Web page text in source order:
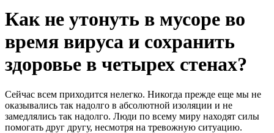
Как не утонуть в мусоре во
время вируса и сохранить
здоровье в четырех стенах?
Сейчас всем приходится нелегко. Никогда прежде еще мы не
оказывались так надолго в абсолютной изоляции и не
замедлялись так надолго. Люди по всему миру находят силы
помогать друг другу, несмотря на тревожную ситуацию.